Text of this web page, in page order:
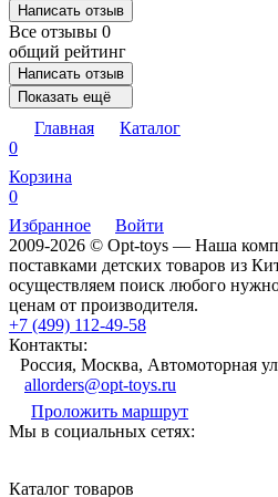
Написать отзыв
Все отзывы 0
общий рейтинг
Написать отзыв
Показать ещё
Главная
Каталог
0
Корзина
0
Избранное
Войти
2009-2026 © Opt-toys — Наша
поставками детских товаров из
осуществляем поиск любого
ценам от производителя.
+7 (499) 112-49-58
Контакты:
Россия, Москва, Автомоторная
allorders@opt-toys.ru
Проложить маршрут
Мы в социальных сетях:
Каталог товаров